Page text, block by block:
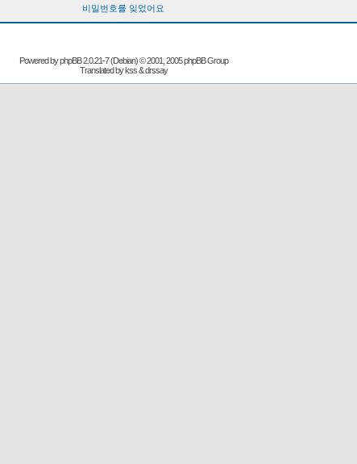
비밀번호를 잊었어요
Powered byphpBB2.0.21-7 (Debian) © 2001, 2005 phpBB Group
Translated by kss & drssay